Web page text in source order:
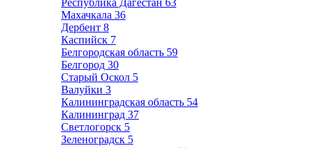
Республика Дагестан 63
Махачкала 36
Дербент 8
Каспийск 7
Белгородская область 59
Белгород 30
Старый Оскол 5
Валуйки 3
Калининградская область 54
Калининград 37
Светлогорск 5
Зеленоградск 5